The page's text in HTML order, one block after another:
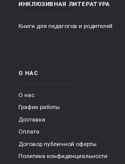
ИНКЛЮЗИВНАЯ ЛИТЕРАТУРА
Книги для педагогов и родителей
О НАС
О нас
График работы
Доставка
Оплата
Договор публичной оферты
Политика конфиденциальности